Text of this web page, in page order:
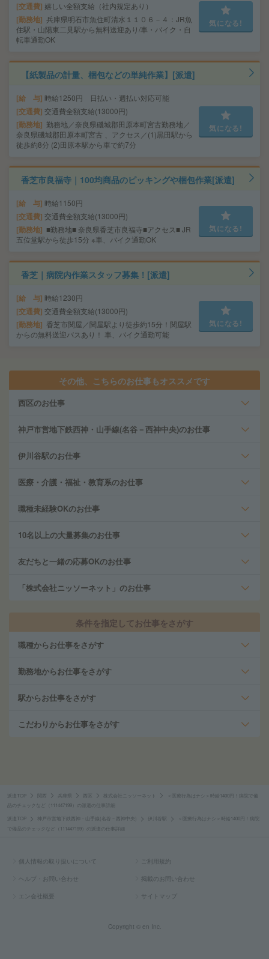
交通費 嬉しい全額支給（社内規定あり）
勤務地 兵庫県明石市魚住町清水１１０６－４：JR魚
住駅・山陽東二見駅から無料送迎あり/車・バイク・自
転車通勤OK
気になる!
【紙製品の計量、梱包などの単純作業】[派遣]
給 与 時給1250円 日払い・週払い対応可能
交通費 交通費全額支給(13000円)
勤務地 勤務地／奈良県磯城郡田原本町宮古勤務地／
奈良県磯城郡田原本町宮古 、アクセス／(1)黒田駅から
徒歩約8分 (2)田原本駅から車で約7分
気になる!
香芝市良福寺｜100均商品のピッキングや梱包作業[派遣]
給 与 時給1150円
交通費 交通費全額支給(13000円)
勤務地
■勤務地■ 奈良県香芝市良福寺■アクセス■ JR
五位堂駅から徒歩15分 ※車、バイク通勤OK
気になる!
香芝｜病院内作業スタッフ募集！[派遣]
給 与 時給1230円
交通費 交通費全額支給(13000円)
勤務地 香芝市関屋／関屋駅より徒歩約15分！関屋駅
からの無料送迎バスあり！ 車、バイク通勤可能
気になる!
その他、こちらのお仕事もオススメです
西区のお仕事
神戸市営地下鉄西神・山手線(名谷－西神中央)のお仕事
伊川谷駅のお仕事
医療・介護・福祉・教育系のお仕事
職種未経験OKのお仕事
10名以上の大量募集のお仕事
友だちと一緒の応募OKのお仕事
「株式会社ニッソーネット」のお仕事
条件を指定してお仕事をさがす
職種からお仕事をさがす
勤務地からお仕事をさがす
駅からお仕事をさがす
こだわりからお仕事をさがす
派遣TOP 関西 兵庫県 西区 株式会社ニッソーネット
＜医療行為はナシ＞時給1400円！病院で備
品のチェックなど（111447199）の派遣の仕事詳細
派遣TOP 神戸市営地下鉄西神・山手線(名谷－西神中央) 伊川谷駅
＜医療行為はナシ＞時給1400円！病院
で備品のチェックなど（111447199）の派遣の仕事詳細
個人情報の取り扱いについて ご利用規約
ヘルプ・お問い合わせ 掲載のお問い合わせ
エン会社概要 サイトマップ
Copyright © en Inc.